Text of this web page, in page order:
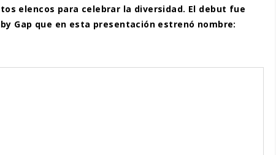
elencos para celebrar la diversidad. El debut fue
Gap que en esta presentación estrenó nombre: